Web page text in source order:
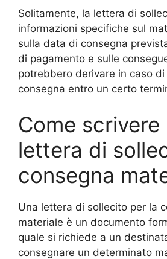
Solitamente, la lettera di
informazioni specifiche sul
sulla data di consegna
di pagamento e sulle
potrebbero derivare in caso di
consegna entro un certo
Come scrivere
lettera di
consegna
Una lettera di sollecito per la
materiale è un documento
quale si richiede a un
consegnare un determinato